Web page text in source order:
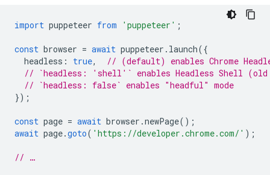
import puppeteer from 'puppeteer' ;
const browser = await puppeteer . launch({
headless : true,
// (default) enables Chrome
// `headless: 'shell'` enables Headless Shell (old
// `headless: false` enables "headful" mode
});
const page = await browser .newPage();
await page.goto( 'https://developer.chrome.com/' );
// …